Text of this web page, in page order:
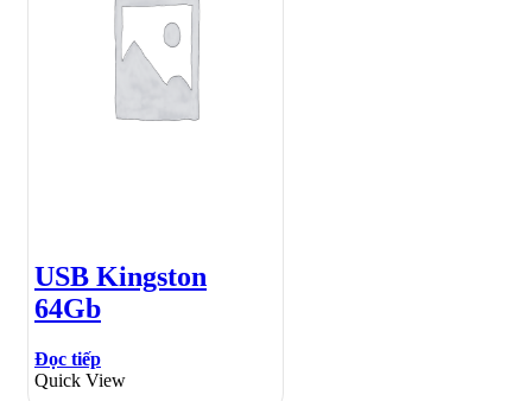
USB Kingston
64Gb
Đọc tiếp
Quick View